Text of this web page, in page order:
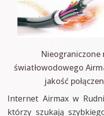
światłowodowego
jakość
Internet Airmax w
którzy szukają